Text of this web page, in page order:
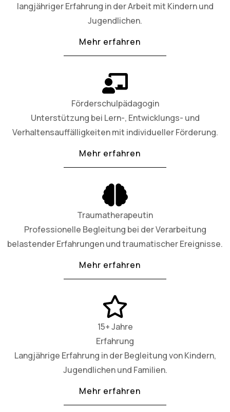
langjähriger Erfahrung in der Arbeit mit Kindern und
Jugendlichen.
Mehr erfahren
Förderschulpädagogin
Unterstützung bei Lern-, Entwicklungs- und
Verhaltensauffälligkeiten mit individueller Förderung.
Mehr erfahren
Traumatherapeutin
Professionelle Begleitung bei der Verarbeitung
belastender Erfahrungen und traumatischer Ereignisse.
Mehr erfahren
15+ Jahre
Erfahrung
Langjährige Erfahrung in der Begleitung von Kindern,
Jugendlichen und Familien.
Mehr erfahren